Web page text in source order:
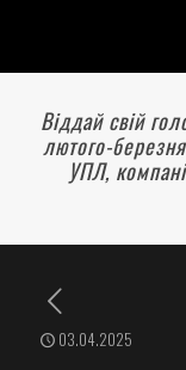
Віддай свій
лютого-
УПЛ,
03.04.2025